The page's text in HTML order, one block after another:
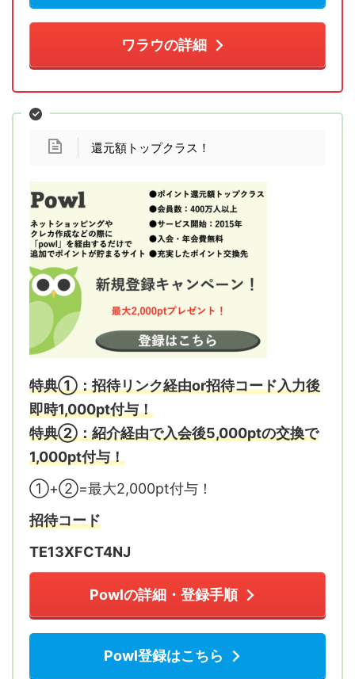
ワラウの詳細
還元額トップクラス！
特典①：招待リンク経由or招待コード入力後
即時1,000pt付与！
特典②：紹介経由で入会後5,000ptの交換で
1,000pt付与！
①+②=最大2,000pt付与！
招待コード
TE13XFCT4NJ
Powlの詳細・登録手順
Powl登録はこちら